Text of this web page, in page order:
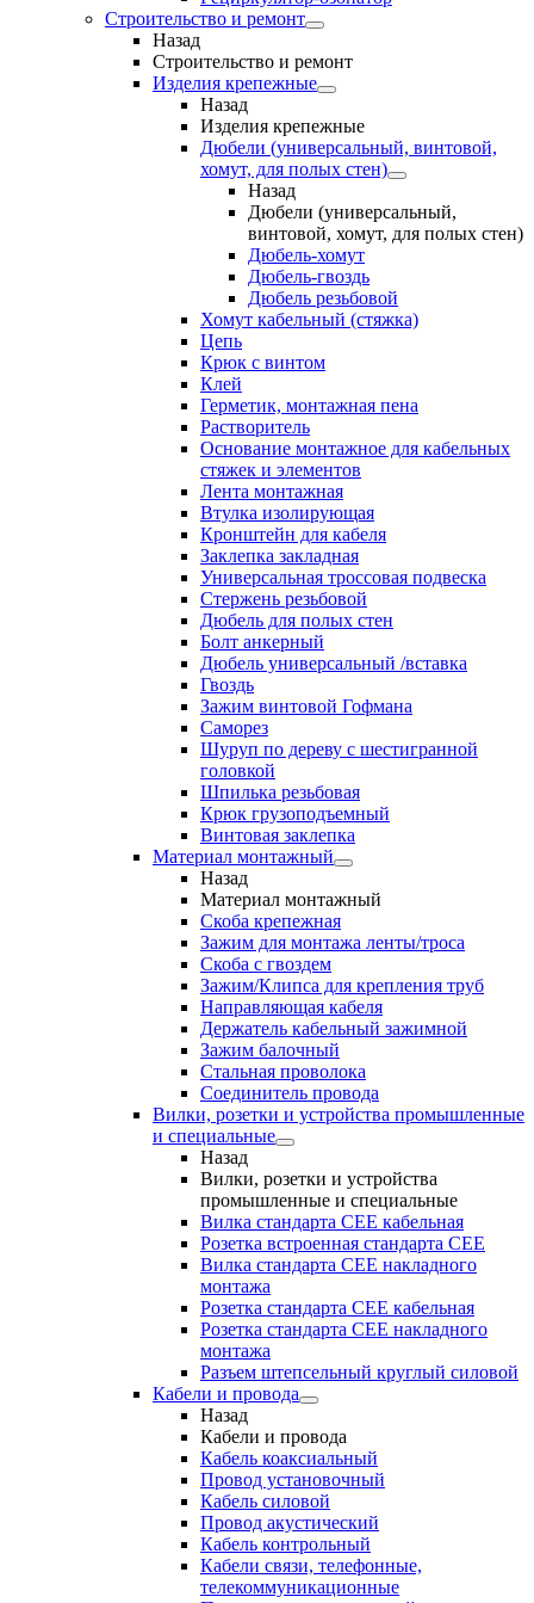
Строительство и ремонт
Назад
Строительство и ремонт
Изделия крепежные
Назад
Изделия крепежные
Дюбели (универсальный, винтовой,
хомут, для полых стен)
Назад
Дюбели (универсальный,
винтовой, хомут, для полых стен)
Дюбель-хомут
Дюбель-гвоздь
Дюбель резьбовой
Хомут кабельный (стяжка)
Цепь
Крюк с винтом
Клей
Герметик, монтажная пена
Растворитель
Основание монтажное для кабельных
стяжек и элементов
Лента монтажная
Втулка изолирующая
Кронштейн для кабеля
Заклепка закладная
Универсальная троссовая подвеска
Стержень резьбовой
Дюбель для полых стен
Болт анкерный
Дюбель универсальный /вставка
Гвоздь
Зажим винтовой Гофмана
Саморез
Шуруп по дереву с шестигранной
головкой
Шпилька резьбовая
Крюк грузоподъемный
Винтовая заклепка
Материал монтажный
Назад
Материал монтажный
Скоба крепежная
Зажим для монтажа ленты/троса
Скоба с гвоздем
Зажим/Клипса для крепления труб
Направляющая кабеля
Держатель кабельный зажимной
Зажим балочный
Стальная проволока
Соединитель провода
Вилки, розетки и устройства промышленные
и специальные
Назад
Вилки, розетки и устройства
промышленные и специальные
Вилка стандарта CEE кабельная
Розетка встроенная стандарта CEE
Вилка стандарта CEE накладного
монтажа
Розетка стандарта СЕЕ кабельная
Розетка стандарта СЕЕ накладного
монтажа
Разъем штепсельный круглый силовой
Кабели и провода
Назад
Кабели и провода
Кабель коаксиальный
Провод установочный
Кабель силовой
Провод акустический
Кабель контрольный
Кабели связи, телефонные,
телекоммуникационные